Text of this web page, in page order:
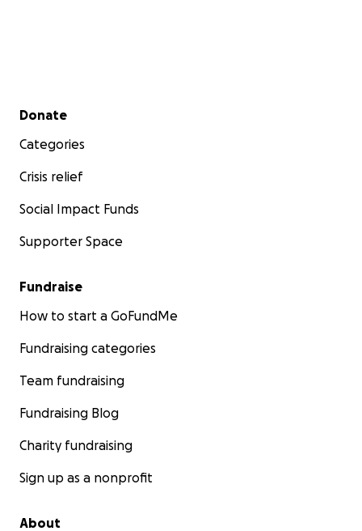
Secondary menu
Donate
Categories
Crisis relief
Social Impact Funds
Supporter Space
Fundraise
How to start a GoFundMe
Fundraising categories
Team fundraising
Fundraising Blog
Charity fundraising
Sign up as a nonprofit
About